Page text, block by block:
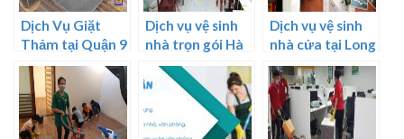
Dịch Vụ Giặt
Thảm tại Quận 9
TPHCM
Dịch vụ vệ sinh
nhà trọn gói Hà
Nội
Dịch vụ vệ sinh
nhà cửa tại Long
An